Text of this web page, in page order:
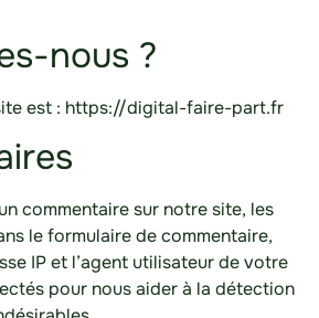
nous ?
est : https://digital-faire-part.fr
commentaire sur notre site, les
le formulaire de commentaire,
IP et l’agent utilisateur de votre
pour nous aider à la détection